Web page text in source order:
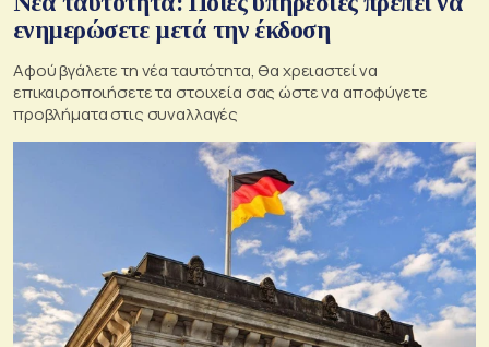
ενημερώσετε μετά την έκδοση
Αφού βγάλετε τη νέα ταυτότητα, θα χρειαστεί να
επικαιροποιήσετε τα στοιχεία σας ώστε να αποφύγετε
προβλήματα στις συναλλαγές